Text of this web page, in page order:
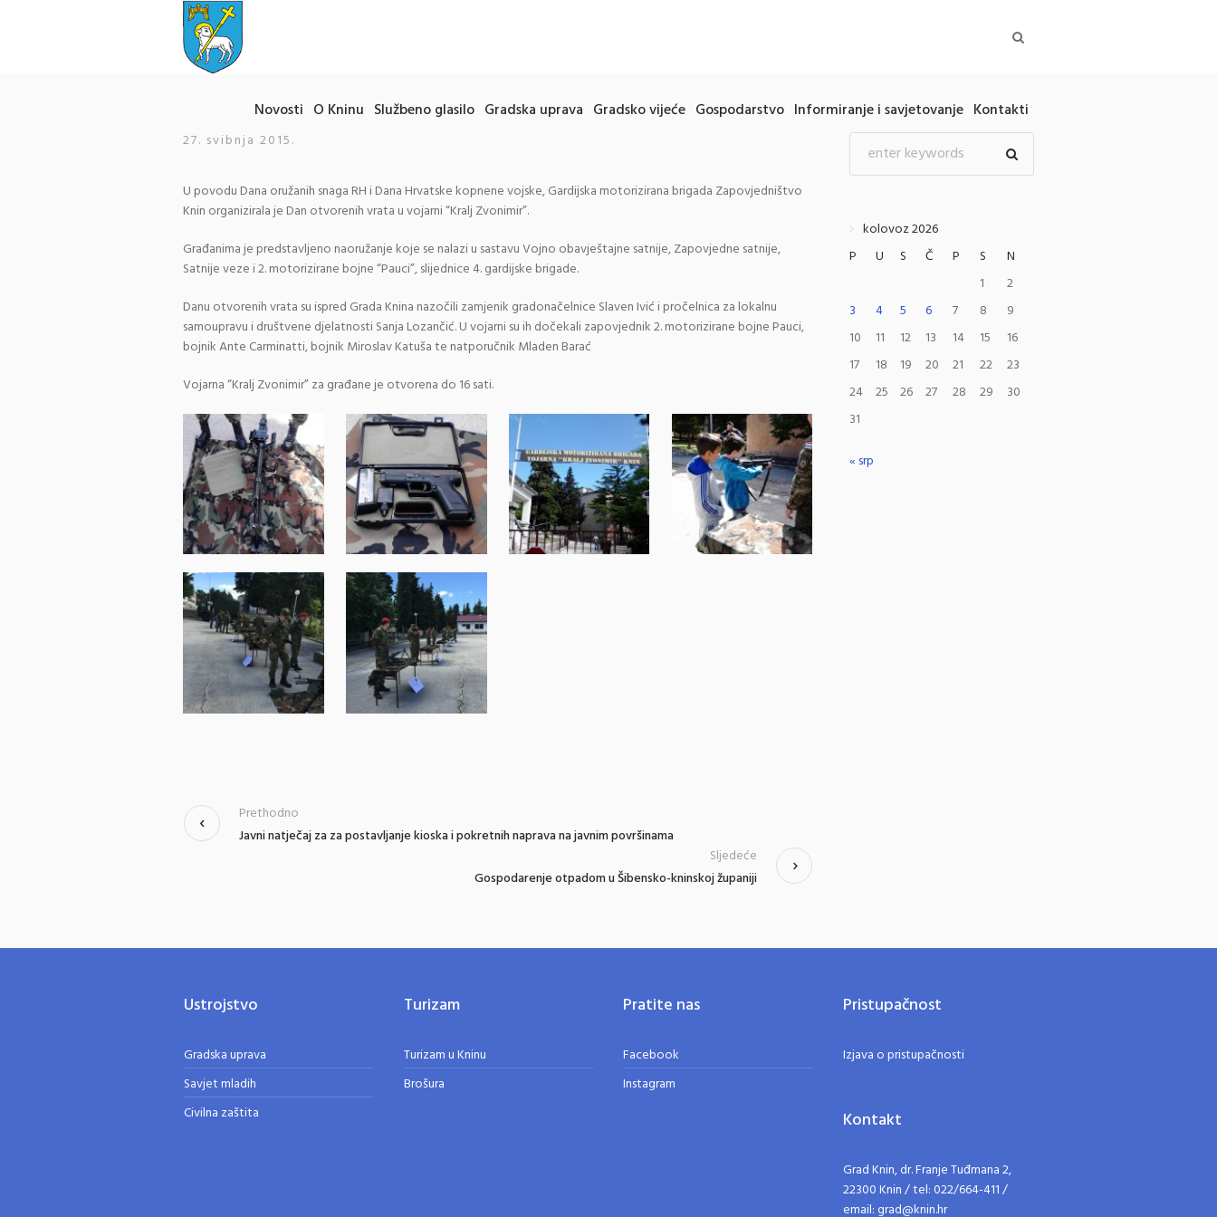
Novosti O Kninu Službeno glasilo Gradska uprava Gradsko vijeće Gospodarstvo Informiranje i savjetovanje Kontakti
27. svibnja 2015.
U povodu Dana oružanih snaga RH i Dana Hrvatske kopnene vojske, Gardijska motorizirana brigada Zapovjedništvo
Knin organizirala je Dan otvorenih vrata u vojarni “Kralj Zvonimir”.
Građanima je predstavljeno naoružanje koje se nalazi u sastavu Vojno obavještajne satnije, Zapovjedne satnije,
Satnije veze i 2. motorizirane bojne “Pauci”, slijednice 4. gardijske brigade.
Danu otvorenih vrata su ispred Grada Knina nazočili zamjenik gradonačelnice Slaven Ivić i pročelnica za lokalnu
samoupravu i društvene djelatnosti Sanja Lozančić. U vojarni su ih dočekali zapovjednik 2. motorizirane bojne Pauci,
bojnik Ante Carminatti, bojnik Miroslav Katuša te natporučnik Mladen Barać
Vojarna “Kralj Zvonimir” za građane je otvorena do 16 sati.
Javni natječaj za za postavljanje kioska i pokretnih naprava na javnim površinama
Prethodno
Gospodarenje otpadom u Šibensko-kninskoj županiji
Sljedeće
kolovoz 2026
P
U S Č P S
N
1
2
3
4 5 6 7 8
9
10
11 12 13 14 15
16
17
18 19 20 21 22
23
24
25 26 27 28 29
30
31
« srp
Ustrojstvo
Gradska uprava
Savjet mladih
Civilna zaštita
Turizam
Turizam u Kninu
Brošura
Pratite nas
Facebook
Instagram
Pristupačnost
Izjava o pristupačnosti
Kontakt
Grad Knin, dr. Franje Tuđmana 2,
22300 Knin / tel: 022/664-411 /
email: grad@knin.hr